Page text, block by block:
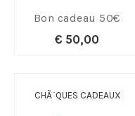
Bon cadeau 50€
€ 50,00
CHÃ¨QUES CADEAUX